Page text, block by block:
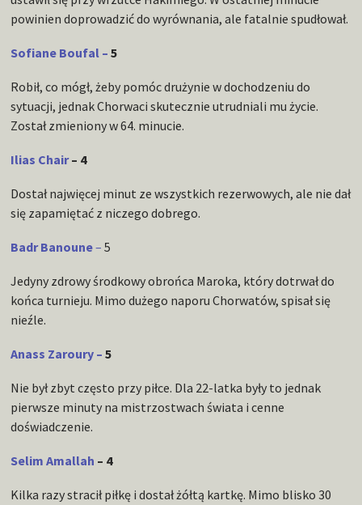
powinien doprowadzić do wyrównania, ale fatalnie spudłował.
Sofiane Boufal – 5
Robił, co mógł, żeby pomóc drużynie w dochodzeniu do
sytuacji, jednak Chorwaci skutecznie utrudniali mu życie.
Został zmieniony w 64. minucie.
Ilias Chair– 4
Dostał najwięcej minut ze wszystkich rezerwowych, ale nie dał
się zapamiętać z niczego dobrego.
Badr Banoune– 5
Jedyny zdrowy środkowy obrońca Maroka, który dotrwał do
końca turnieju. Mimo dużego naporu Chorwatów, spisał się
nieźle.
Anass Zaroury – 5
Nie był zbyt często przy piłce. Dla 22-latka były to jednak
pierwsze minuty na mistrzostwach świata i cenne
doświadczenie.
Selim Amallah – 4
Kilka razy stracił piłkę i dostał żółtą kartkę. Mimo blisko 30